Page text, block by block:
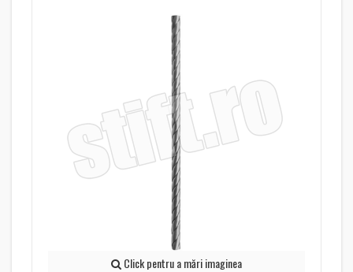
Click pentru a mări imaginea